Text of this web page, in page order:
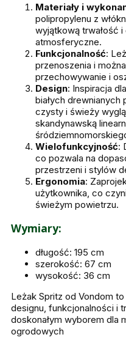
Materiały i
polipropylenu z
wyjątkową trwałość
atmosferyczne.
Funkcjonalność:
przenoszenia i
przechowywanie i
Design: Inspiracja
białych drewnianych
czysty i świeży
skandynawską
Wielofunkcyjność:
co pozwala na
przestrzeni i stylów
Ergonomia:
użytkownika, co
świeżym powietrzu.
Wymiary:
długość: 195 cm
szerokość: 67 cm
wysokość: 36 cm
Leżak Spritz od Vondom
designu, funkcjonalności i
doskonałym wyborem dla
ogrodowych